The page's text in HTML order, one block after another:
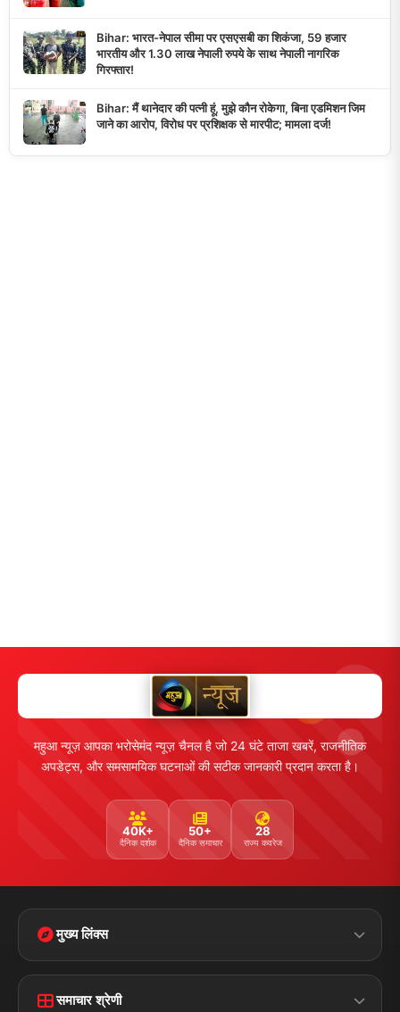
Bihar: भारत-नेपाल सीमा पर एसएसबी का शिकंजा, 59 हजार
भारतीय और 1.30 लाख नेपाली रुपये के साथ नेपाली नागरिक
गिरफ्तार!
Bihar: मैं थानेदार की पत्नी हूं, मुझे कौन रोकेगा, बिना एडमिशन जिम
जाने का आरोप, विरोध पर प्रशिक्षक से मारपीट; मामला दर्ज!
महुआ न्यूज़ आपका भरोसेमंद न्यूज़ चैनल है जो 24 घंटे ताजा खबरें, राजनीतिक
अपडेट्स, और समसामयिक घटनाओं की सटीक जानकारी प्रदान करता है।
40K+
दैनिक दर्शक
50+
दैनिक समाचार
28
राज्य कवरेज
मुख्य लिंक्स
समाचार श्रेणी